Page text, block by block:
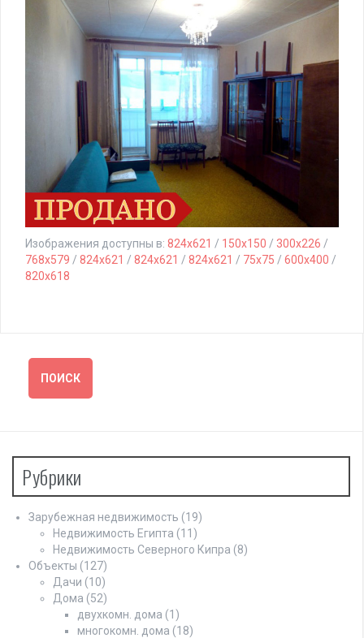
Изображения доступны в: 824x621 / 150x150 / 300x226 /
768x579 / 824x621 / 824x621 / 824x621 / 75x75 / 600x400 /
820x618
Рубрики
Зарубежная недвижимость (19)
Недвижимость Египта (11)
Недвижимость Северного Кипра (8)
Объекты (127)
Дачи (10)
Дома (52)
двухкомн. дома (1)
многокомн. дома (18)